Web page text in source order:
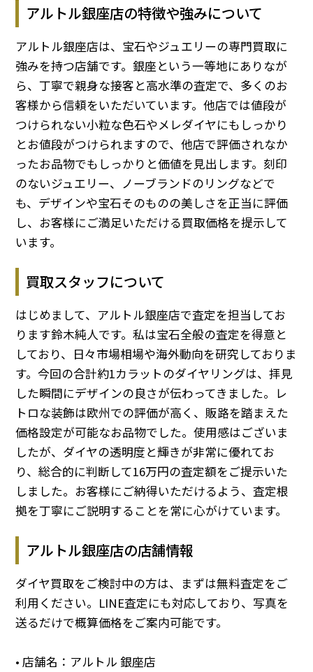
アルトル銀座店の特徴や強みについて
アルトル銀座店は、宝石やジュエリーの専門買取に
強みを持つ店舗です。銀座という一等地にありなが
ら、丁寧で親身な接客と高水準の査定で、多くのお
客様から信頼をいただいています。他店では値段が
つけられない小粒な色石やメレダイヤにもしっかり
とお値段がつけられますので、他店で評価されなか
ったお品物でもしっかりと価値を見出します。刻印
のないジュエリー、ノーブランドのリングなどで
も、デザインや宝石そのものの美しさを正当に評価
し、お客様にご満足いただける買取価格を提示して
います。
買取スタッフについて
はじめまして、アルトル銀座店で査定を担当してお
ります鈴木純人です。私は宝石全般の査定を得意と
しており、日々市場相場や海外動向を研究しておりま
す。今回の合計約1カラットのダイヤリングは、拝見
した瞬間にデザインの良さが伝わってきました。レ
トロな装飾は欧州での評価が高く、販路を踏まえた
価格設定が可能なお品物でした。使用感はございま
したが、ダイヤの透明度と輝きが非常に優れてお
り、総合的に判断して16万円の査定額をご提示いた
しました。お客様にご納得いただけるよう、査定根
拠を丁寧にご説明することを常に心がけています。
アルトル銀座店の店舗情報
ダイヤ買取をご検討中の方は、まずは無料査定をご
利用ください。LINE査定にも対応しており、写真を
送るだけで概算価格をご案内可能です。
• 店舗名：アルトル 銀座店